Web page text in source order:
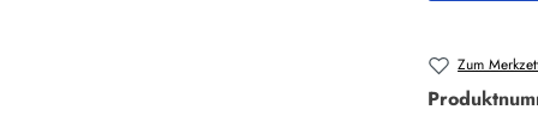
Zum